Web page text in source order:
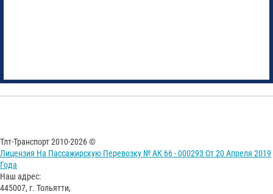
Тлт-Транспорт 2010-2026 ©
Лицензия На Пассажирскую Перевозку № АК 66 - 000293 От 20 Апреля 2019
Года
Наш адрес:
445007, г. Тольятти,